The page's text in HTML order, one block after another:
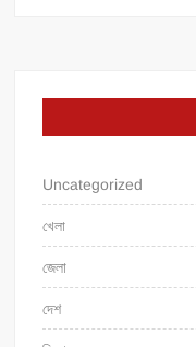
Uncategorized
খেলা
জেলা
দেশ